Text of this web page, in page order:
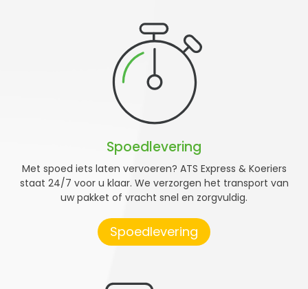
Spoedlevering
Met spoed iets laten vervoeren? ATS Express & Koeriers
staat 24/7 voor u klaar. We verzorgen het transport van
uw pakket of vracht snel en zorgvuldig.
Spoedlevering